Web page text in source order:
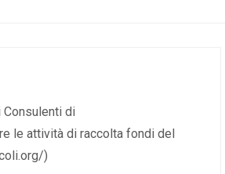
Consulenti di
le attività di raccolta fondi del
)